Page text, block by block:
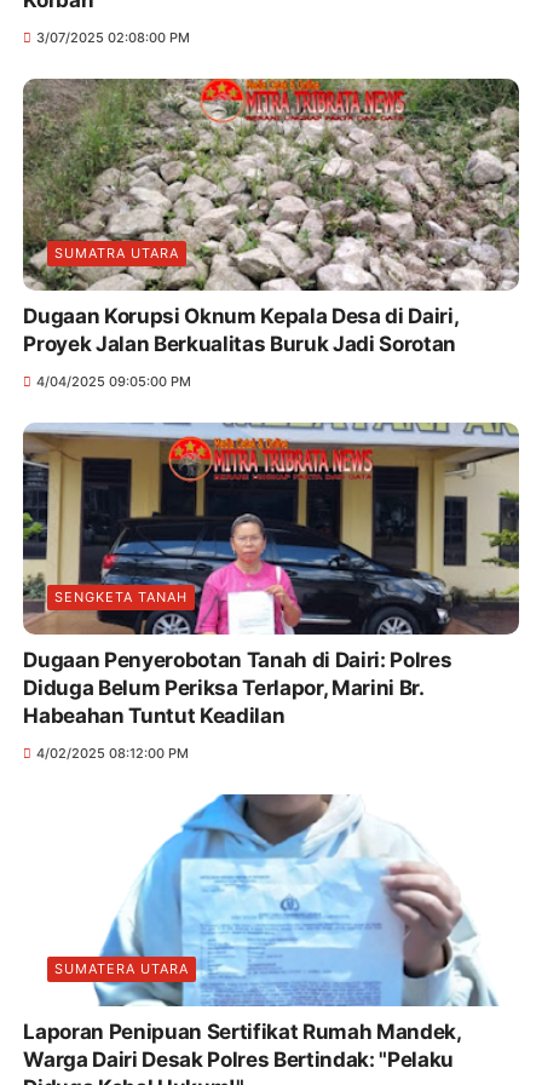
3/07/2025 02:08:00 PM
SUMATRA UTARA
Dugaan Korupsi Oknum Kepala Desa di Dairi,
Proyek Jalan Berkualitas Buruk Jadi Sorotan
4/04/2025 09:05:00 PM
SENGKETA TANAH
Dugaan Penyerobotan Tanah di Dairi: Polres
Diduga Belum Periksa Terlapor, Marini Br.
Habeahan Tuntut Keadilan
4/02/2025 08:12:00 PM
SUMATERA UTARA
Laporan Penipuan Sertifikat Rumah Mandek,
Warga Dairi Desak Polres Bertindak: "Pelaku